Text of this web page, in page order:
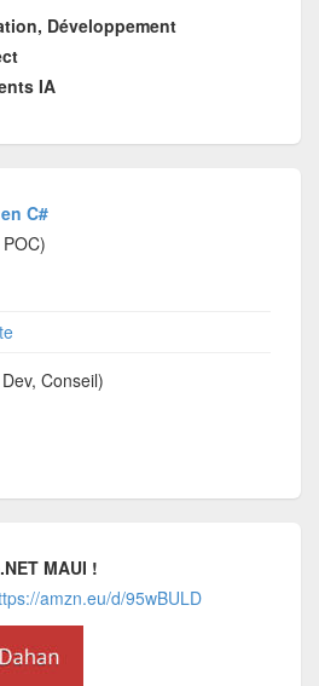
Développement
IA
C#
Conseil)
MAUI !
amzn.eu/d/95wBULD